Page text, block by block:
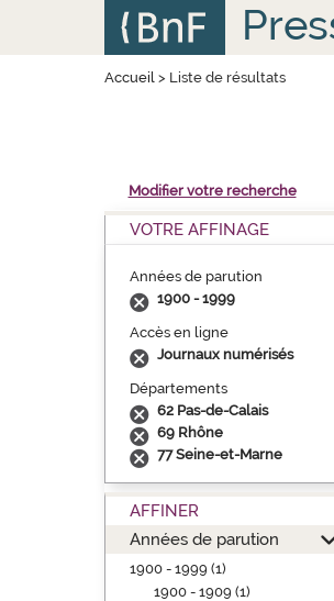
Accueil> Liste de résultats
Modifier votre recherche
VOTRE AFFINAGE
Années de parution
1900 - 1999
Accès en ligne
Journaux numérisés
Départements
62 Pas-de-Calais
69 Rhône
77 Seine-et-Marne
AFFINER
Années de parution
1900 - 1999 (1)
1900 - 1909 (1)
Panneau de gestion des cookies